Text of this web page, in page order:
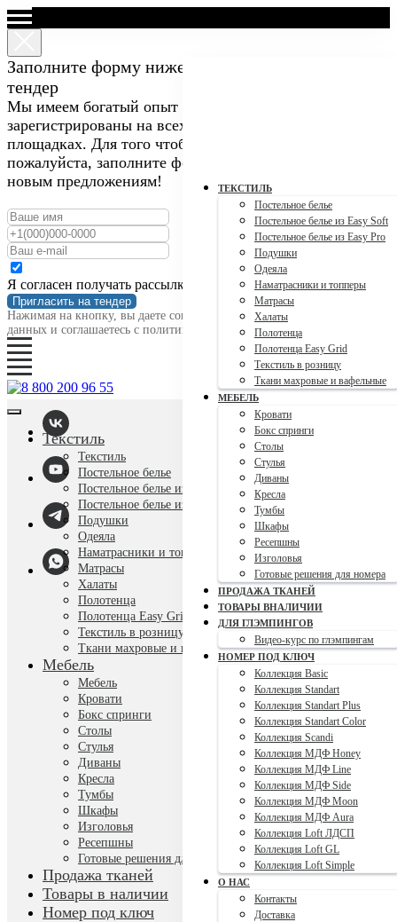
ТЕКСТИЛЬ
Постельное белье
Постельное белье из Easy Soft
Постельное белье из Easy Pro
Подушки
Одеяла
Наматрасники и топперы
Матрасы
Халаты
Полотенца
Полотенца Easy Grid
Текстиль в розницу
Ткани махровые и вафельные
МЕБЕЛЬ
Кровати
Бокс спринги
Столы
Стулья
Диваны
Кресла
Тумбы
Шкафы
Ресепшны
Изголовья
Готовые решения для номера
ПРОДАЖА ТКАНЕЙ
ТОВАРЫ ВНАЛИЧИИ
ДЛЯ ГЛЭМПИНГОВ
Видео-курс по глэмпингам
НОМЕР ПОД КЛЮЧ
Коллекция Basic
Коллекция Standart
Коллекция Standart Plus
Коллекция Standart Color
Коллекция Scandi
Коллекция МДФ Honey
Коллекция МДФ Line
Коллекция МДФ Side
Коллекция МДФ Moon
Коллекция МДФ Aura
Коллекция Loft ЛДСП
Коллекция Loft GL
Коллекция Loft Simple
О НАС
Контакты
Доставка
Заполните форму ниже, чтобы пригласить нас на
тендер
Мы имеем богатый опыт участия в закупках и
зарегистрированы на всех крупных тендерных
площадках. Для того чтобы пригласить нас на тендер,
пожалуйста, заполните форму ниже. Мы открыты к
новым предложениям!
Я согласен получать рассылку
Пригласить на тендер
Нажимая на кнопку, вы даете согласие на обработку персональных
данных и соглашаетесь c политикой конфиденциальности
Текстиль
Текстиль
Постельное белье
Постельное белье из Easy Soft
Постельное белье из Easy Pro
Подушки
Одеяла
Наматрасники и топперы
Матрасы
Халаты
Полотенца
Полотенца Easy Grid
Текстиль в розницу
Ткани махровые и вафельные
Мебель
Мебель
Кровати
Бокс спринги
Столы
Стулья
Диваны
Кресла
Тумбы
Шкафы
Изголовья
Ресепшны
Готовые решения для номера
Продажа тканей
Товары в наличии
Номер под ключ